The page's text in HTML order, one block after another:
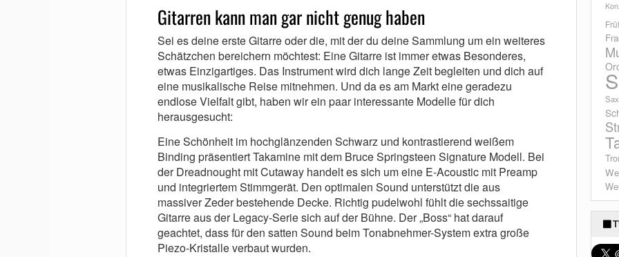
Gitarren kann man gar nicht genug haben
Sei es deine erste Gitarre oder die, mit der du deine Sammlung um ein weiteres
Schätzchen bereichern möchtest: Eine Gitarre ist immer etwas Besonderes,
etwas Einzigartiges. Das Instrument wird dich lange Zeit begleiten und dich auf
eine musikalische Reise mitnehmen. Und da es am Markt eine geradezu
endlose Vielfalt gibt, haben wir ein paar interessante Modelle für dich
herausgesucht:
Eine Schönheit im hochglänzenden Schwarz und kontrastierend weißem
Binding präsentiert Takamine mit dem Bruce Springsteen Signature Modell. Bei
der Dreadnought mit Cutaway handelt es sich um eine E-Acoustic mit Preamp
und integriertem Stimmgerät. Den optimalen Sound unterstützt die aus
massiver Zeder bestehende Decke. Richtig pudelwohl fühlt die sechssaitige
Gitarre aus der Legacy-Serie sich auf der Bühne. Der „Boss“ hat darauf
geachtet, dass für den satten Sound beim Tonabnehmer-System extra große
Piezo-Kristalle verbaut wurden.